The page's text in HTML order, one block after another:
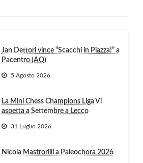
Jan Dettori vince “Scacchi in Piazza!” a
Pacentro (AQ)
5 Agosto 2026
La Mini Chess Champions Liga Vi
aspetta a Settembre a Lecco
31 Luglio 2026
Nicola Mastrorilli a Paleochora 2026